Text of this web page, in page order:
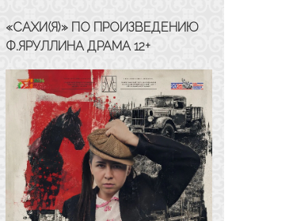
«САХИ(Я)» ПО ПРОИЗВЕДЕНИЮ
Ф.ЯРУЛЛИНА ДРАМА 12+